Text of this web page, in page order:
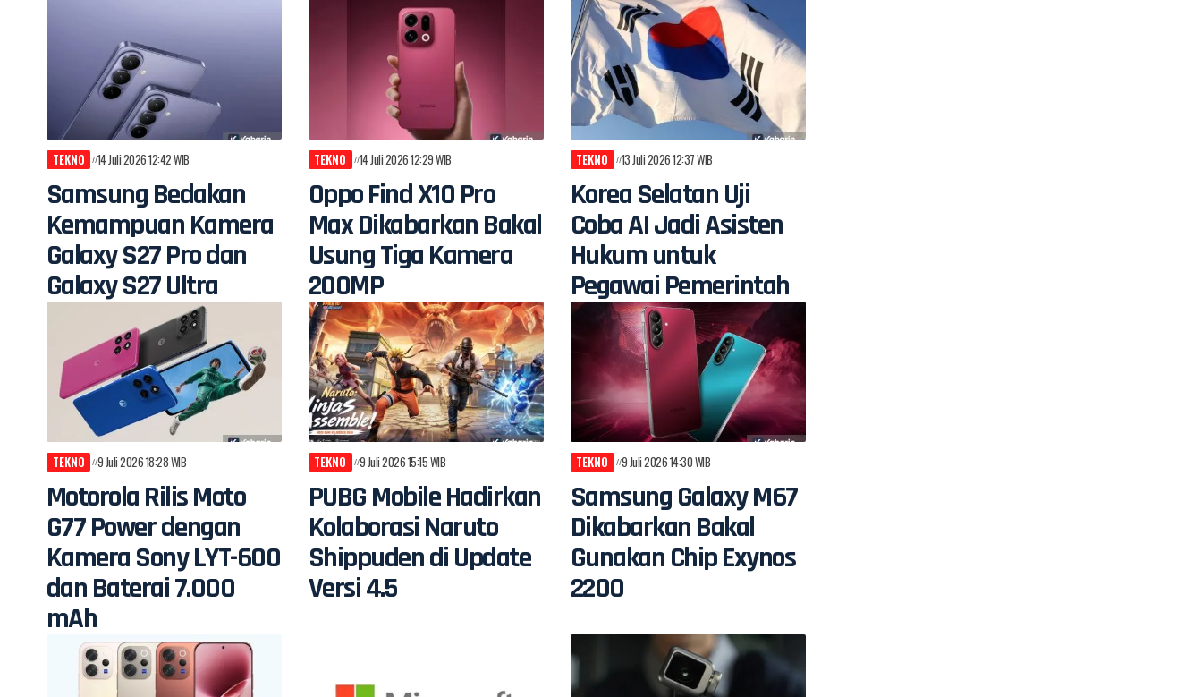
TEKNO 14 Juli 2026 12:42 WIB
Samsung Bedakan
Kemampuan Kamera
Galaxy S27 Pro dan
Galaxy S27 Ultra
TEKNO 14 Juli 2026 12:29 WIB
Oppo Find X10 Pro
Max Dikabarkan Bakal
Usung Tiga Kamera
200MP
TEKNO 13 Juli 2026 12:37 WIB
Korea Selatan Uji
Coba AI Jadi Asisten
Hukum untuk
Pegawai Pemerintah
TEKNO 9 Juli 2026 18:28 WIB
Motorola Rilis Moto
G77 Power dengan
Kamera Sony LYT-600
dan Baterai 7.000
mAh
TEKNO 9 Juli 2026 15:15 WIB
PUBG Mobile Hadirkan
Kolaborasi Naruto
Shippuden di Update
Versi 4.5
TEKNO 9 Juli 2026 14:30 WIB
Samsung Galaxy M67
Dikabarkan Bakal
Gunakan Chip Exynos
2200